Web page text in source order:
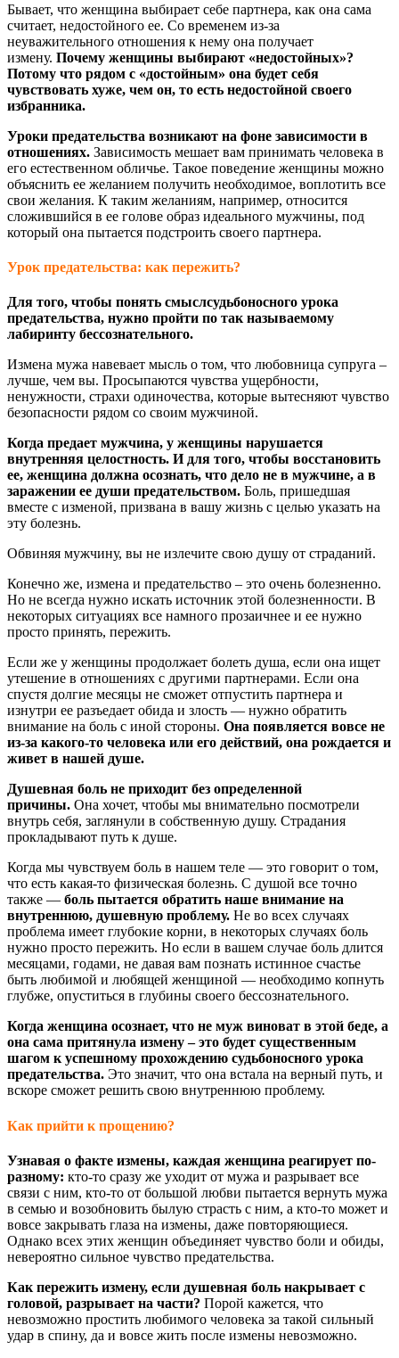
Бывает, что женщина выбирает себе партнера, как она сама
считает, недостойного ее. Со временем из-за
неуважительного отношения к нему она получает
измену. Почему женщины выбирают «недостойных»?
Потому что рядом с «достойным» она будет себя
чувствовать хуже, чем он, то есть недостойной своего
избранника.
Уроки предательства возникают на фоне зависимости в
отношениях. Зависимость мешает вам принимать человека в
его естественном обличье. Такое поведение женщины можно
объяснить ее желанием получить необходимое, воплотить все
свои желания. К таким желаниям, например, относится
сложившийся в ее голове образ идеального мужчины, под
который она пытается подстроить своего партнера.
Урок предательства: как пережить?
Для того, чтобы понять смыслсудьбоносного урока
предательства, нужно пройти по так называемому
лабиринту бессознательного.
Измена мужа навевает мысль о том, что любовница супруга –
лучше, чем вы. Просыпаются чувства ущербности,
ненужности, страхи одиночества, которые вытесняют чувство
безопасности рядом со своим мужчиной.
Когда предает мужчина, у женщины нарушается
внутренняя целостность. И для того, чтобы восстановить
ее, женщина должна осознать, что дело не в мужчине, а в
заражении ее души предательством. Боль, пришедшая
вместе с изменой, призвана в вашу жизнь с целью указать на
эту болезнь.
Обвиняя мужчину, вы не излечите свою душу от страданий.
Конечно же, измена и предательство – это очень болезненно.
Но не всегда нужно искать источник этой болезненности. В
некоторых ситуациях все намного прозаичнее и ее нужно
просто принять, пережить.
Если же у женщины продолжает болеть душа, если она ищет
утешение в отношениях с другими партнерами. Если она
спустя долгие месяцы не сможет отпустить партнера и
изнутри ее разъедает обида и злость — нужно обратить
внимание на боль с иной стороны. Она появляется вовсе не
из-за какого-то человека или его действий, она рождается и
живет в нашей душе.
Душевная боль не приходит без определенной
причины. Она хочет, чтобы мы внимательно посмотрели
внутрь себя, заглянули в собственную душу. Страдания
прокладывают путь к душе.
Когда мы чувствуем боль в нашем теле — это говорит о том,
что есть какая-то физическая болезнь. С душой все точно
также — боль пытается обратить наше внимание на
внутреннюю, душевную проблему. Не во всех случаях
проблема имеет глубокие корни, в некоторых случаях боль
нужно просто пережить. Но если в вашем случае боль длится
месяцами, годами, не давая вам познать истинное счастье
быть любимой и любящей женщиной — необходимо копнуть
глубже, опуститься в глубины своего бессознательного.
Когда женщина осознает, что не муж виноват в этой беде, а
она сама притянула измену – это будет существенным
шагом к успешному прохождению судьбоносного урока
предательства. Это значит, что она встала на верный путь, и
вскоре сможет решить свою внутреннюю проблему.
Как прийти к прощению?
Узнавая о факте измены, каждая женщина реагирует по-
разному: кто-то сразу же уходит от мужа и разрывает все
связи с ним, кто-то от большой любви пытается вернуть мужа
в семью и возобновить былую страсть с ним, а кто-то может и
вовсе закрывать глаза на измены, даже повторяющиеся.
Однако всех этих женщин объединяет чувство боли и обиды,
невероятно сильное чувство предательства.
Как пережить измену, если душевная боль накрывает с
головой, разрывает на части? Порой кажется, что
невозможно простить любимого человека за такой сильный
удар в спину, да и вовсе жить после измены невозможно.